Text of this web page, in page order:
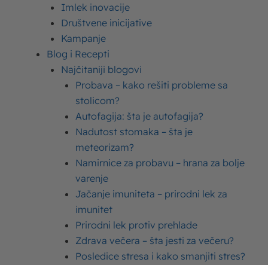
Imlek inovacije
Društvene inicijative
Kampanje
Blog i Recepti
Najčitaniji blogovi
Probava – kako rešiti probleme sa
stolicom?
Autofagija: šta je autofagija?
Nadutost stomaka – šta je
meteorizam?
Namirnice za probavu – hrana za bolje
varenje
Jačanje imuniteta – prirodni lek za
imunitet
Prirodni lek protiv prehlade
Zdrava večera – šta jesti za večeru?
Posledice stresa i kako smanjiti stres?
Slatka pavlaka Moja Kravica
Kisela pavlaka Moja Kravica
Jogurt Moja Kravica
Mleko Moja Kravica